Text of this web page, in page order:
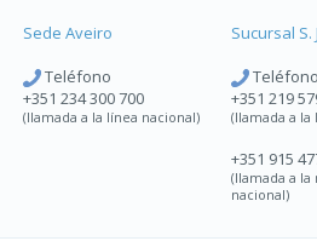
Sede Aveiro
Teléfono
+351 234 300 700
(llamada a la línea nacional)
Sucursal
Teléfono
+351 219
(llamada a la
+351 915
(llamada a la
nacional)